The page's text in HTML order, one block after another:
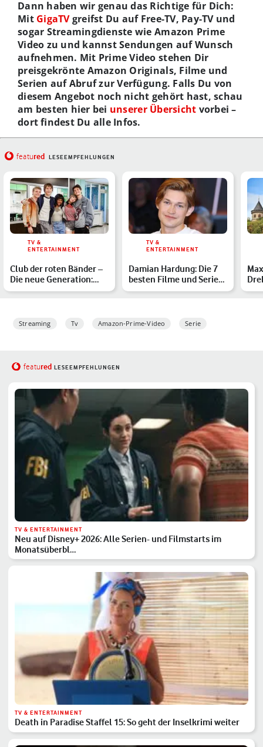
Dann haben wir genau das Richtige für Dich:
Mit GigaTVgreifst Du auf Free-TV, Pay-TV und
sogar Streamingdienste wie Amazon Prime
Video zu und kannst Sendungen auf Wunsch
aufnehmen. Mit Prime Video stehen Dir
preisgekrönte Amazon Originals, Filme und
Serien auf Abruf zur Verfügung. Falls Du von
diesem Angebot noch nicht gehört hast, schau
am besten hier bei unserer Übersicht vorbei –
dort findest Du alle Infos.
featured LESEEMPFEHLUNGEN
TV &
ENTERTAINMENT
Club der roten Bänder –
Die neue Generation:
Das ist zur Neuaufla…
TV &
ENTERTAINMENT
Damian Hardung: Die 7
besten Filme und Serien
mit dem Love Sucks-…
Streaming Tv Amazon-Prime-Video Serie
featured LESEEMPFEHLUNGEN
TV & ENTERTAINMENT
Neu auf Disney+ 2026: Alle Serien- und Filmstarts im
Monatsüberbl…
TV & ENTERTAINMENT
Death in Paradise Staffel 15: So geht der Inselkrimi weiter